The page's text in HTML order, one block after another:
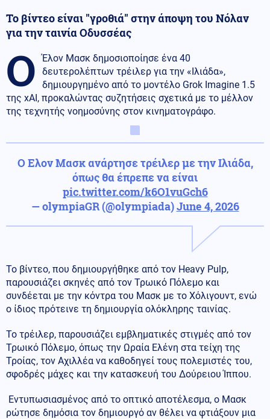
Το βίντεο είναι "γροθιά" στην άποψη του Νόλαν
για την ταινία Οδυσσέας
Ο
Έλον Μασκ δημοσιοποίησε ένα 40
δευτερολέπτων τρέιλερ για την «Ιλιάδα»,
δημιουργημένο από το μοντέλο Grok Imagine 1.5
της xAI, προκαλώντας συζητήσεις σχετικά με το μέλλον
της τεχνητής νοημοσύνης στον κινηματογράφο.
Ο Ελον Μασκ ανάρτησε τρέιλερ με την Ιλιάδα,
όπως θα έπρεπε να είναι
pic.twitter.com/k6O1vuGch6
— olympiaGR (@olympiada)June 4, 2026
Το βίντεο, που δημιουργήθηκε από τον Heavy Pulp,
παρουσιάζει σκηνές από τον Τρωικό Πόλεμο και
συνδέεται με την κόντρα του Μασκ με το Χόλιγουντ, ενώ
ο ίδιος πρότεινε τη δημιουργία ολόκληρης ταινίας.
Το τρέιλερ, παρουσιάζει εμβληματικές στιγμές από τον
Τρωικό Πόλεμο, όπως την Ωραία Ελένη στα τείχη της
Τροίας, τον Αχιλλέα να καθοδηγεί τους πολεμιστές του,
σφοδρές μάχες και την κατασκευή του Δούρειου Ίππου.
Εντυπωσιασμένος από το οπτικό αποτέλεσμα, ο Μασκ
ρώτησε δημόσια τον δημιουργό αν θέλει να φτιάξουν μια